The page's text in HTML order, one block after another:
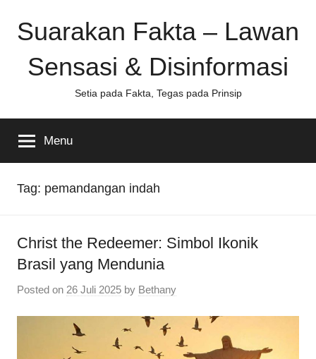
Suarakan Fakta – Lawan
Sensasi & Disinformasi
Setia pada Fakta, Tegas pada Prinsip
Menu
Tag: pemandangan indah
Christ the Redeemer: Simbol Ikonik
Brasil yang Mendunia
Posted on 26 Juli 2025 by Bethany